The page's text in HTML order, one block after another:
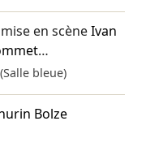
mise en scèneIvan
…
(Salle bleue)
Bolze